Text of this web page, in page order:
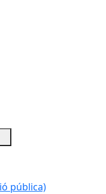
pública)